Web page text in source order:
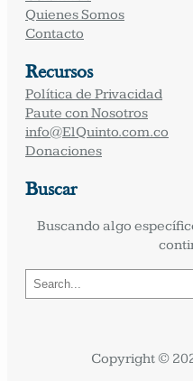
Quienes Somos
Contacto
Recursos
Política de Privacidad
Paute con Nosotros
info@ElQuinto.com.co
Donaciones
Buscar
Buscando algo
Copyright ©